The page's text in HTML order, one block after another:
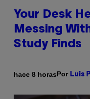
Your Desk
Messing
Study Finds
hace 8 horasPor Luis